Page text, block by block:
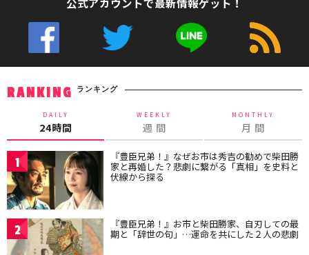
RANKING ランキング
DAILY
24時間
WEEKLY
週 間
MONTHLY
月 間
1 『豊臣兄弟！』なぜお市は秀吉の勧めで柴田勝
家と再婚した？悲劇に繋がる「真相」を史料と
伏線から探る
2 『豊臣兄弟！』お市と柴田勝家、自刃しての最
期と「辞世の句」…運命を共にした２人の悲劇